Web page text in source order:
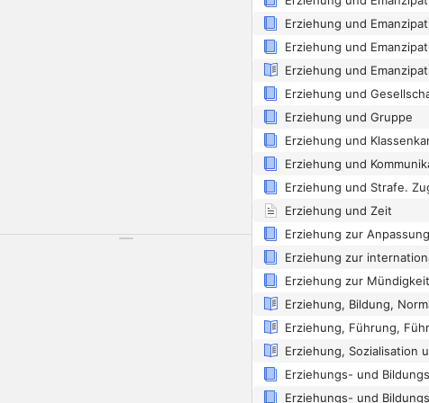
Erziehung und Gruppe
Erziehung und Zeit
Erziehung, Führung,